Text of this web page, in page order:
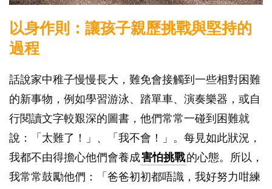
以身作則：讓孩子親歷挑戰與堅持的
過程
話說家中稚子慢慢長大，難免會接觸到一些相對困難
的新事物，例如學習游泳、踏單車、演奏樂器，或自
行閱讀文字較艱深的圖書，他們常常一碰到困難就
說：「太難了！」、「我不會！」。每見如此狀況，
我都不由得擔心他們會養成害怕挑戰的心態。所以，
我常常鼓勵他們：「爸爸初初都唔識，我好努力咁練